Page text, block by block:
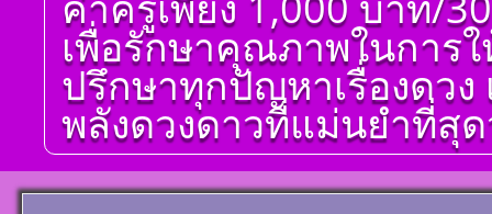
แก้ไขข้อบกพร่องในพื้น
ดวงชาตา
ตั้งชื่อมงคลคนเกิดวัน
เสาร์ ตั้งชื่อดี เป็นมงคล
ชื่อมงคล ตั้งชื่อ เลข
ศาสตร์ มหาทักษา พลัง
ดาวพระเคราะห์ ตั้ง
ดวงถอดดาวด้วยโหรา
ศาตร์ ๑๐ ลัคนา ออกมา
เป็นจุดอ่อนจุดแข็ง
เพื่อรักษาคุณภาพในการ
ปรึกษาทุกปัญหาเรื่องดวง
พลังดวงดาวที่แม่นยำที่สุ